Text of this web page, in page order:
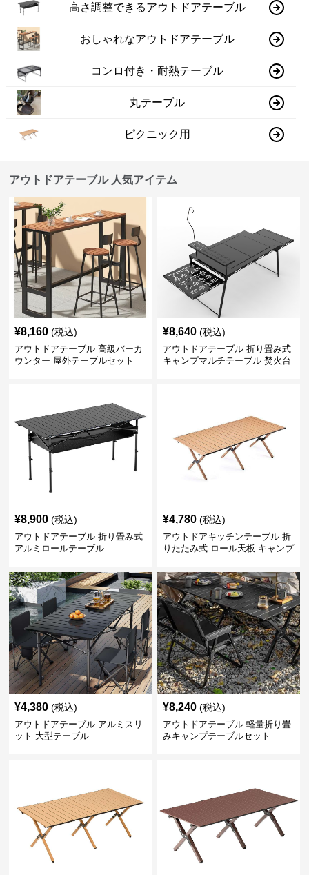
高さ調整できるアウトドアテーブル
おしゃれなアウトドアテーブル
コンロ付き・耐熱テーブル
丸テーブル
ピクニック用
アウトドアテーブル 人気アイテム
¥8,160 (税込)
アウトドアテーブル 高級バーカ
ウンター 屋外テーブルセット
¥8,640 (税込)
アウトドアテーブル 折り畳み式
キャンプマルチテーブル 焚火台
¥8,900 (税込)
アウトドアテーブル 折り畳み式
アルミロールテーブル
¥4,780 (税込)
アウトドアキッチンテーブル 折
りたたみ式 ロール天板 キャンプ
¥4,380 (税込)
アウトドアテーブル アルミスリ
ット 大型テーブル
¥8,240 (税込)
アウトドアテーブル 軽量折り畳
みキャンプテーブルセット